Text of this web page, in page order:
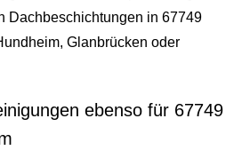
Dachbeschichtungen in 67749
Glanbrücken oder
ebenso für 67749